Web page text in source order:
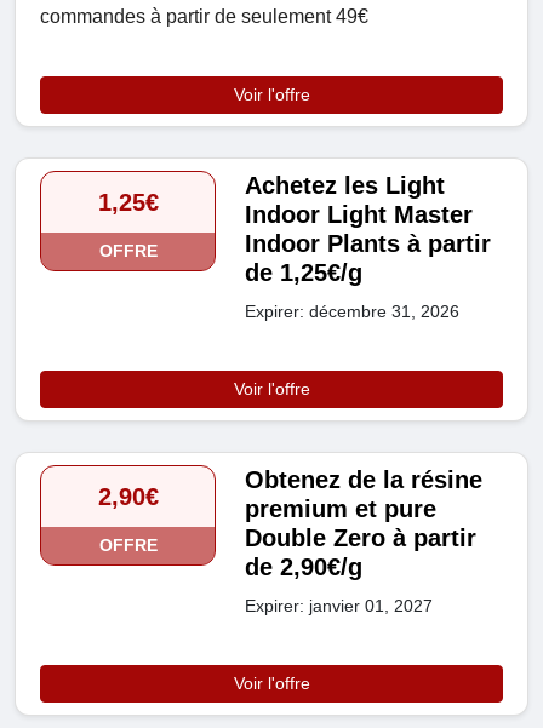
commandes à partir de seulement 49€
Voir l'offre
1,25€
OFFRE
Achetez les Light
Indoor Light Master
Indoor Plants à partir
de 1,25€/g
Expirer: décembre 31, 2026
Voir l'offre
2,90€
OFFRE
Obtenez de la résine
premium et pure
Double Zero à partir
de 2,90€/g
Expirer: janvier 01, 2027
Voir l'offre